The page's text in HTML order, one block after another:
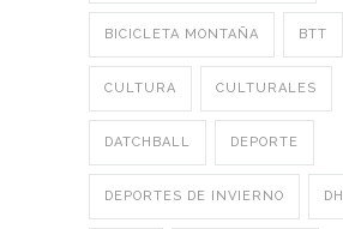
BICICLETA MONTAÑA BTT
CULTURA CULTURALES
DATCHBALL DEPORTE
DEPORTES DE INVIERNO DH